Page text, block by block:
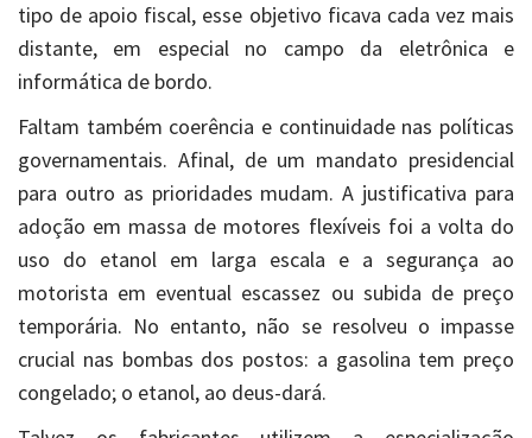
tipo de apoio fiscal, esse objetivo ficava cada vez mais
distante, em especial no campo da eletrônica e
informática de bordo.
Faltam também coerência e continuidade nas políticas
governamentais. Afinal, de um mandato presidencial
para outro as prioridades mudam. A justificativa para
adoção em massa de motores flexíveis foi a volta do
uso do etanol em larga escala e a segurança ao
motorista em eventual escassez ou subida de preço
temporária. No entanto, não se resolveu o impasse
crucial nas bombas dos postos: a gasolina tem preço
congelado; o etanol, ao deus-dará.